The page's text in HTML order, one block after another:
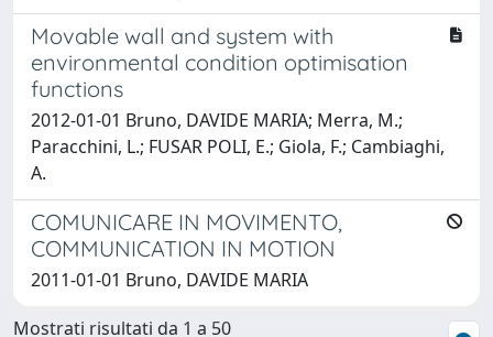
Movable wall and system with
environmental condition optimisation
functions
2012-01-01 Bruno, DAVIDE MARIA; Merra, M.;
Paracchini, L.; FUSAR POLI, E.; Giola, F.; Cambiaghi,
A.
COMUNICARE IN MOVIMENTO,
COMMUNICATION IN MOTION
2011-01-01 Bruno, DAVIDE MARIA
Mostrati risultati da 1 a 50